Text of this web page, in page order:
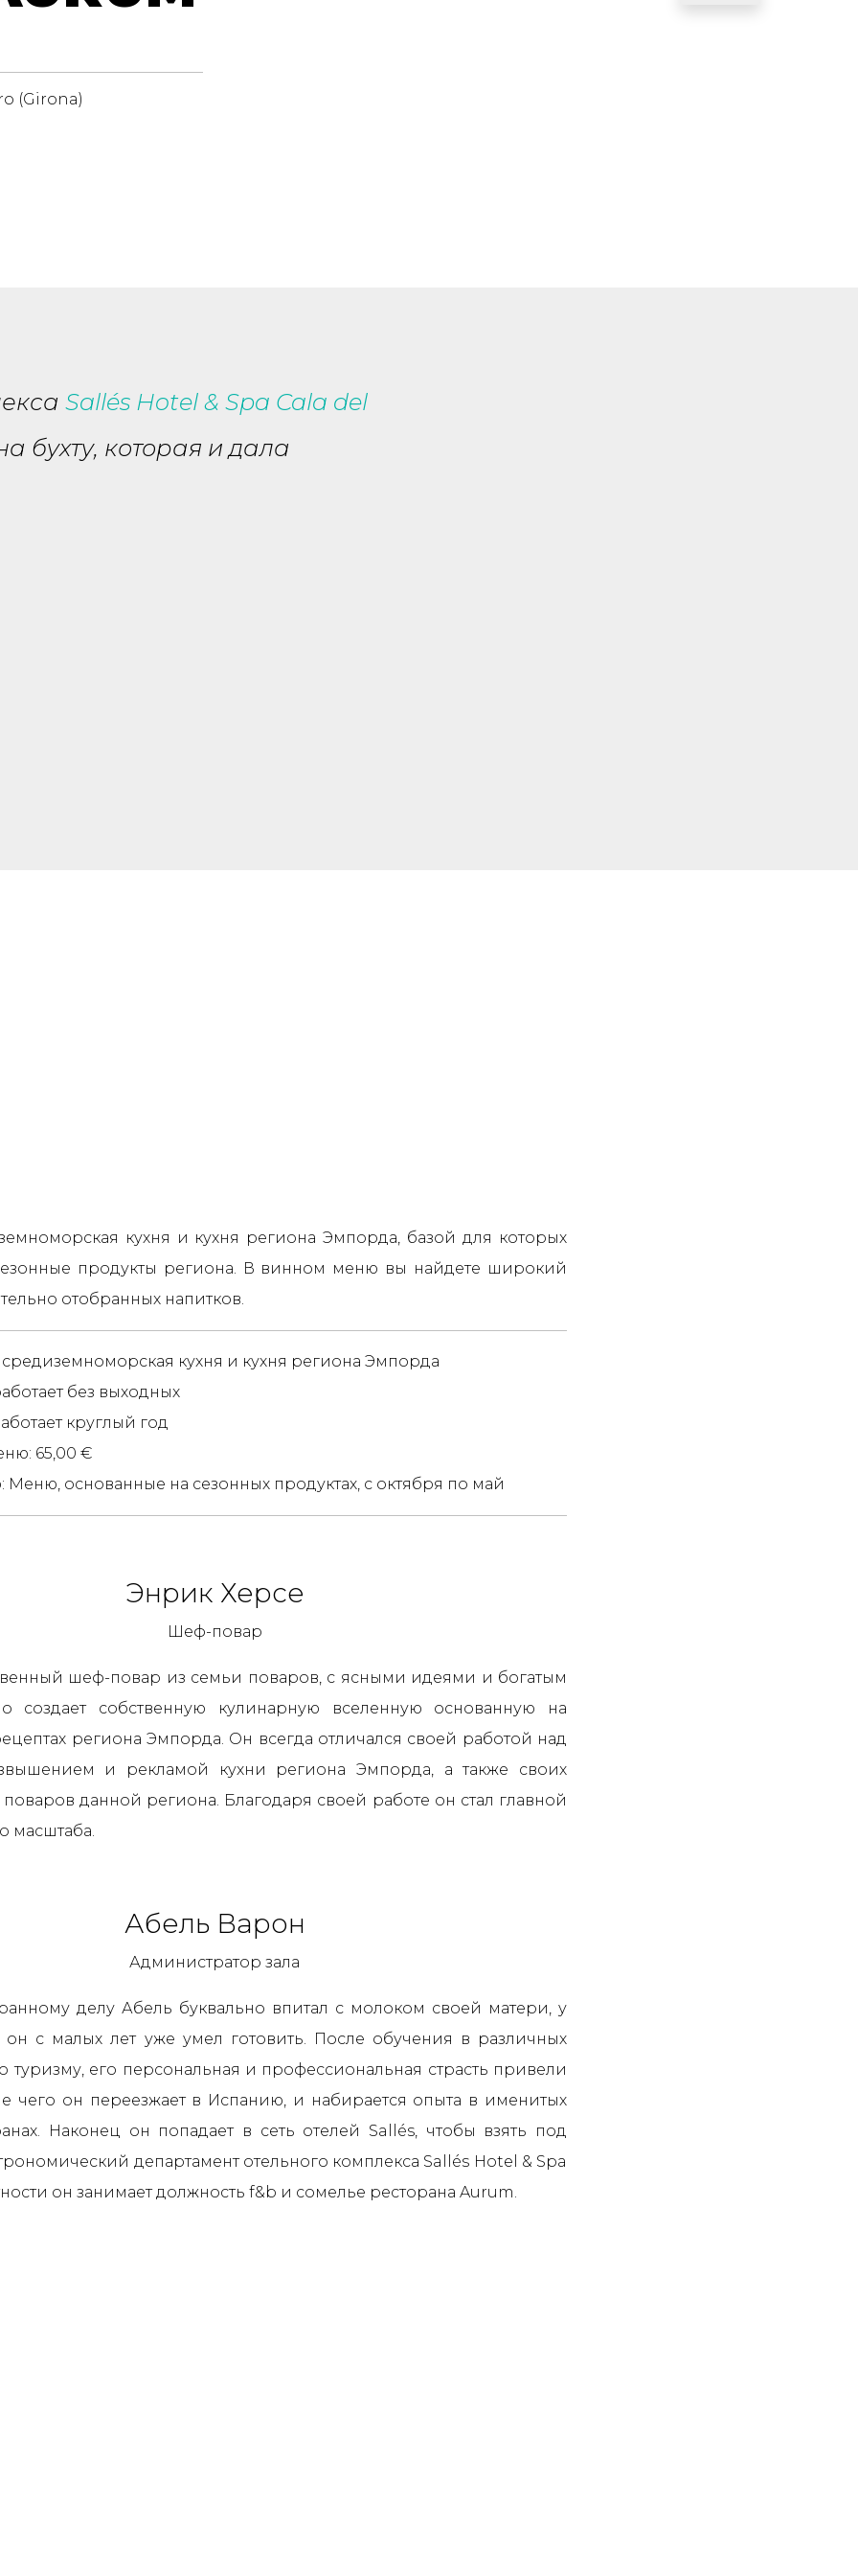
(Girona)
Sallés Hotel & Spa Cala del
бухту, которая и дала
кухня и кухня региона Эмпорда, базой для которых
продукты региона. В винном меню вы найдете широкий
отобранных напитков.
кухня и кухня региона Эмпорда
без выходных
круглый год
65,00 €
основанные на сезонных продуктах, с октября по май
Энрик Херсе
Шеф-повар
шеф-повар из семьи поваров, с ясными идеями и богатым
создает собственную кулинарную вселенную основанную на
региона Эмпорда. Он всегда отличался своей работой над
и рекламой кухни региона Эмпорда, а также своих
поваров данной региона. Благодаря своей работе он стал главной
масштаба.
Абель Варон
Администратор зала
делу Абель буквально впитал с молоком своей матери, у
с малых лет уже умел готовить. После обучения в различных
туризму, его персональная и профессиональная страсть привели
чего он переезжает в Испанию, и набирается опыта в именитых
Наконец он попадает в сеть отелей Sallés, чтобы взять под
департамент отельного комплекса Sallés Hotel & Spa
он занимает должность f&b и сомелье ресторана Aurum.